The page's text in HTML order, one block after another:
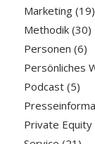
Marketing(19)
Methodik(30)
Personen (6)
Persönliches
Podcast(5)
Private Equity